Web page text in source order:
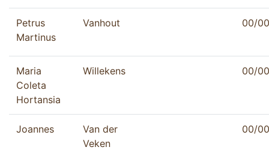
Petrus
Martinus
Vanhout 00/
Maria
Coleta
Hortansia
Willekens 00/
Joannes
Van der
Veken
00/